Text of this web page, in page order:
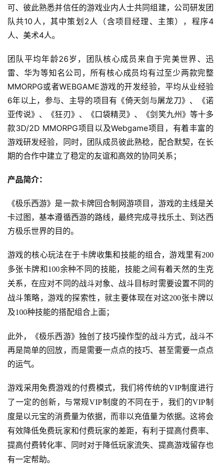
戏
业
界
手
机
戏
单
机
游
戏
休
游
戏
0
2
5
第
十
三
金
茶
奖
月
3
0
可、彼此熟悉并信任的游戏业内人士共同组建，公司研发团
队共10人，其中策划2人（含项目经理、主策），程序4
人、美术4人。
团队平均年龄26岁，团队核心成员来自于完美世界、迅
雷、华为等知名公司，所有核心成员均有过至少两款完整
MMORPG或者WEBGAME游戏的开发经验，平均从业经验
6年以上，参与、主导的项目有《倚天剑与屠龙刀》、《诺
亚传说》、《狂刃》、《口袋精灵》、《剑笑九州》等十多
款3D/2D MMORPG项目以及Webgame项目，有着丰富的
游戏研发经验，同时，团队成员彼此熟稔，配合默契，在长
期的合作中建立了稳定的友谊和高效的协同关系；
产品简介：
《极乐西游》是一款卡牌回合制网游项目，游戏的主线是关
卡过图，基本遵循西游的路线，最终完成寻找乐土、到达西
方极乐世界的目的。
游戏的核心玩法在于卡牌收集和技能的组合，游戏里有200
多张卡牌和100余种不同的技能，技能之间有着天然的生克
关系，在应对不同的战斗对象、战斗目标时需要设置不同的
战斗策略，游戏的探索性，就主要体现在对这200张卡牌以
及100种技能的搭配组合上面；
此外，《极乐西游》独创了技巧操作型的战斗方式，战斗不
再是简单的回放，而是需要一点点的技巧、甚至需要一点点
的运气。
游戏采用免费游戏的付费模式，我们将传统的VIP制度进行
了一定的创新，与常规VIP制度的不同在于，我们的VIP制
度是以元宝的消费量为依据，而非以充值量为依据。这将会
有效降低免费玩家和付费玩家的差距，有利于提高付费率、
提高付费转化率、同时对于降低玩家流失、提高游戏留存也
有一定帮助。